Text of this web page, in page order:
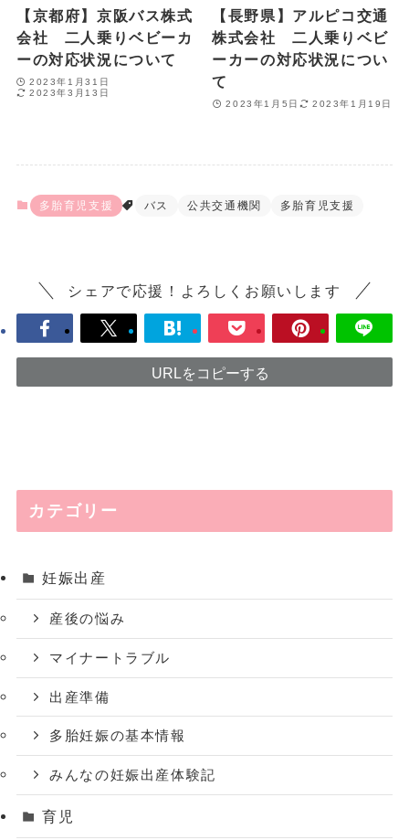
多胎育児支援 バス 公共交通機関 多胎育児支援
シェアで応援！よろしくお願いします
URLをコピーする
【京都府】京阪バス株式
会社 二人乗りベビーカ
ーの対応状況について
2023年1月31日
2023年3月13日
【長野県】アルピコ交通
株式会社 二人乗りベビ
ーカーの対応状況につい
て
2023年1月5日 2023年1月19日
カテゴリー
妊娠出産
産後の悩み
マイナートラブル
出産準備
多胎妊娠の基本情報
みんなの妊娠出産体験記
育児